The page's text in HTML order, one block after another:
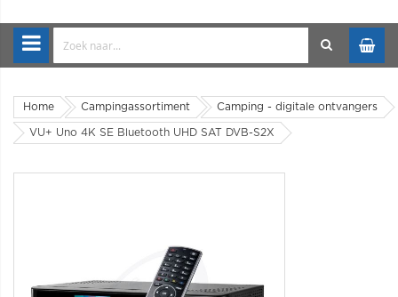
Home Campingassortiment Camping - digitale ontvangers
VU+ Uno 4K SE Bluetooth UHD SAT DVB-S2X